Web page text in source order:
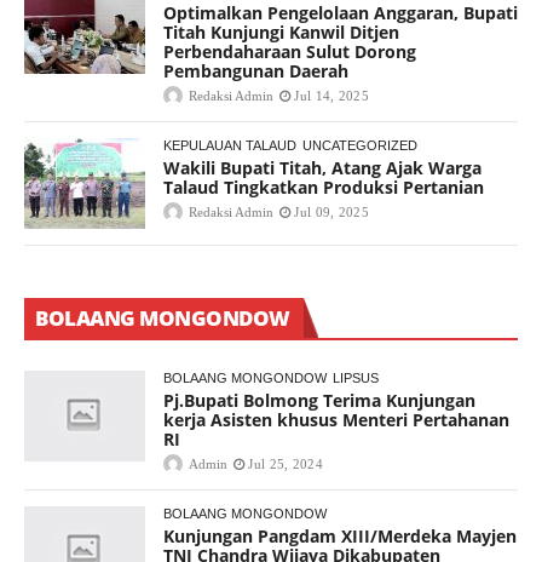
Optimalkan Pengelolaan Anggaran, Bupati
Titah Kunjungi Kanwil Ditjen
Perbendaharaan Sulut Dorong
Pembangunan Daerah
Redaksi Admin Jul 14, 2025
KEPULAUAN TALAUD UNCATEGORIZED
Wakili Bupati Titah, Atang Ajak Warga
Talaud Tingkatkan Produksi Pertanian
Redaksi Admin Jul 09, 2025
BOLAANG MONGONDOW
BOLAANG MONGONDOW LIPSUS
Pj.Bupati Bolmong Terima Kunjungan
kerja Asisten khusus Menteri Pertahanan
RI
Admin Jul 25, 2024
BOLAANG MONGONDOW
Kunjungan Pangdam XIII/Merdeka Mayjen
TNI Chandra Wijaya Dikabupaten